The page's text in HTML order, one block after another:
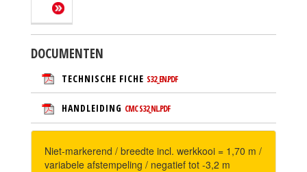
DOCUMENTEN
TECHNISCHE FICHE S32_EN.PDF
HANDLEIDING CMC S32_NL.PDF
Niet-markerend / breedte incl. werkkooi = 1,70 m /
variabele afstempeling / negatief tot -3,2 m